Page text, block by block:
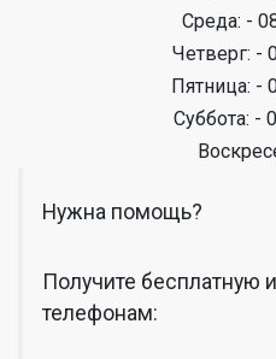
Среда: -
Четверг: -
Пятница: -
Суббота: -
Нужна помощь?
Получите
телефонам: